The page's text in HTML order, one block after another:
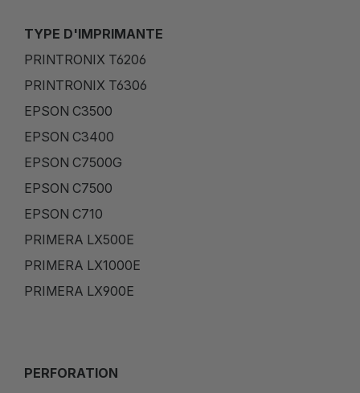
TYPE D'IMPRIMANTE
PRINTRONIX T6206
PRINTRONIX T6306
EPSON C3500
EPSON C3400
EPSON C7500G
EPSON C7500
EPSON C710
PRIMERA LX500E
PRIMERA LX1000E
PRIMERA LX900E
PERFORATION